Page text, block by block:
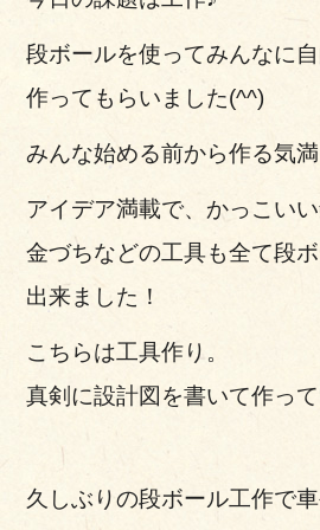
段ボールを使ってみんなに
作ってもらいました(^^)
みんな始める前から作る気
アイデア満載で、かっこい
金づちなどの工具も全て段
出来ました！
こちらは工具作り。
真剣に設計図を書いて作っ
久しぶりの段ボール工作で